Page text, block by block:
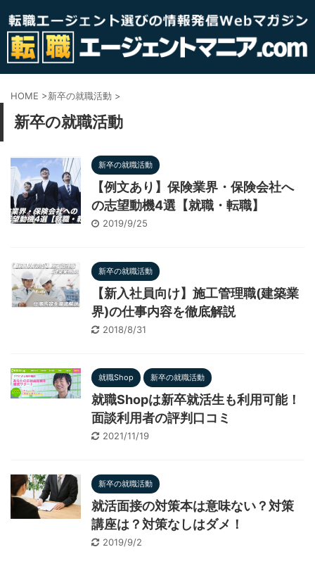
HOME >新卒の就職活動 >
新卒の就職活動
新卒の就職活動
【例文あり】保険業界・保険会社へ
の志望動機4選【就職・転職】
2019/9/25
新卒の就職活動
【新入社員向け】施工管理職(建築業
界)の仕事内容を徹底解説
2018/8/31
就職Shop 新卒の就職活動
就職Shopは新卒就活生も利用可能！
面談利用者の評判口コミ
2021/11/19
新卒の就職活動
就活面接の対策本は意味ない？対策
講座は？対策なしはダメ！
2019/9/2